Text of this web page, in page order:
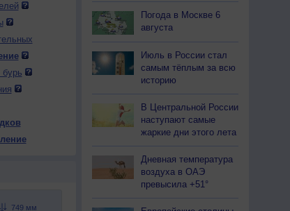
бурь
Погода в Москве 6
августа
Июль в России стал
самым тёплым за всю
историю
В Центральной России
наступают самые
жаркие дни этого лета
Дневная температура
воздуха в ОАЭ
превысила +51°